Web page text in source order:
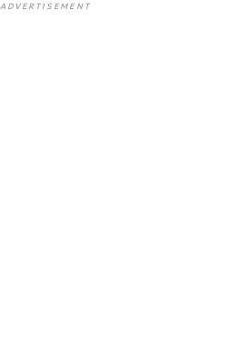
ADVERTISEMENT